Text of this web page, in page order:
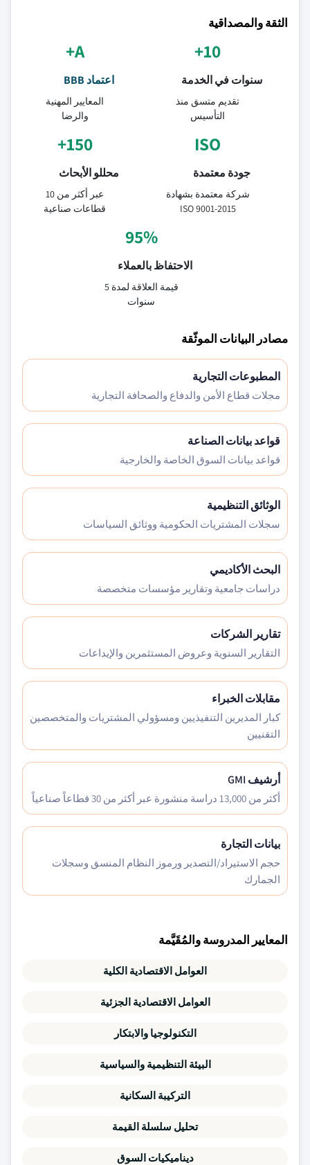
الثقة والمصداقية
10+
سنوات في الخدمة
تقديم متسق منذ
التأسيس
A+
اعتماد BBB
المعايير المهنية
والرضا
ISO
جودة معتمدة
شركة معتمدة بشهادة
ISO 9001-2015
150+
محللو الأبحاث
عبر أكثر من 10
قطاعات صناعية
95%
الاحتفاظ بالعملاء
قيمة العلاقة لمدة 5
سنوات
مصادر البيانات الموثّقة
المطبوعات التجارية
مجلات قطاع الأمن والدفاع والصحافة التجارية
قواعد بيانات الصناعة
قواعد بيانات السوق الخاصة والخارجية
الوثائق التنظيمية
سجلات المشتريات الحكومية ووثائق السياسات
البحث الأكاديمي
دراسات جامعية وتقارير مؤسسات متخصصة
تقارير الشركات
التقارير السنوية وعروض المستثمرين والإيداعات
مقابلات الخبراء
كبار المديرين التنفيذيين ومسؤولي المشتريات والمتخصصين
التقنيين
أرشيف GMI
أكثر من 13,000 دراسة منشورة عبر أكثر من 30 قطاعاً صناعياً
بيانات التجارة
حجم الاستيراد/التصدير ورموز النظام المنسق وسجلات
الجمارك
المعايير المدروسة والمُقَيَّمة
العوامل الاقتصادية الكلية
العوامل الاقتصادية الجزئية
التكنولوجيا والابتكار
البيئة التنظيمية والسياسية
التركيبة السكانية
تحليل سلسلة القيمة
ديناميكيات السوق